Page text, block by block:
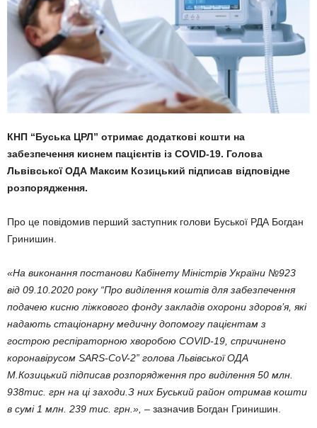
КНП “Буська ЦРЛ” отримає додатковi кошти на
забезпечення киснем пацiєнтiв із COVID-19. Голова
Львівської ОДА Максим Козицький підписав відповідне
розпорядження.
Про це повідомив перший заступник голови Буської РДА Богдан
Гринишин.
«На виконання постанови Кабінету Міністрів України №923
від 09.10.2020 року “Про виділення коштів для забезпечення
подачею кисню ліжкового фонду закладів охорони здоров’я, які
надають стаціонарну медичну допомогу пацієнтам з
гострою респіраторною хворобою COVID-19, спричинено
коронавірусом SARS-CoV-2” голова Львівської ОДА
М.Козицький підписав розпорядження про виділення 50 млн.
938тис. грн на ці заходи.З них Буський район отримав кошти
в сумі 1 млн. 239 тис. грн.», – зазначив Богдан Гринишин.